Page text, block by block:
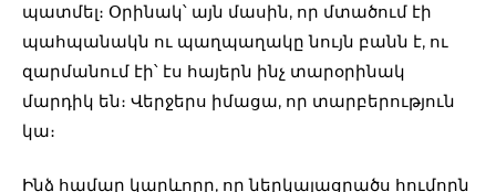
պատմել։ Օրինակ՝ այն մասին, որ մտածում էի
պահպանակն ու պաղպաղակը նույն բանն է, ու
զարմանում էի՝ էս հայերն ինչ տարօրինակ
մարդիկ են։ Վերջերս իմացա, որ տարբերություն
կա։
Ինձ համար կարևորը, որ ներկայացրածս հումորն